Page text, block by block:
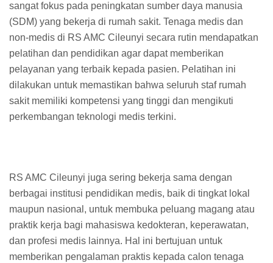
sangat fokus pada peningkatan sumber daya manusia
(SDM) yang bekerja di rumah sakit. Tenaga medis dan
non-medis di RS AMC Cileunyi secara rutin mendapatkan
pelatihan dan pendidikan agar dapat memberikan
pelayanan yang terbaik kepada pasien. Pelatihan ini
dilakukan untuk memastikan bahwa seluruh staf rumah
sakit memiliki kompetensi yang tinggi dan mengikuti
perkembangan teknologi medis terkini.
RS AMC Cileunyi juga sering bekerja sama dengan
berbagai institusi pendidikan medis, baik di tingkat lokal
maupun nasional, untuk membuka peluang magang atau
praktik kerja bagi mahasiswa kedokteran, keperawatan,
dan profesi medis lainnya. Hal ini bertujuan untuk
memberikan pengalaman praktis kepada calon tenaga